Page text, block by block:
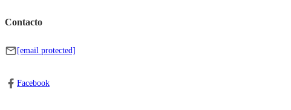
Contacto
[email protected]
Facebook